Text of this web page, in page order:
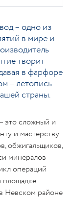
– одно из
в мире и
творит
в фарфоре
– летопись
страны.
это сложный и
и мастерству
обжигальщиков,
минералов
операций
площадке
Невском районе